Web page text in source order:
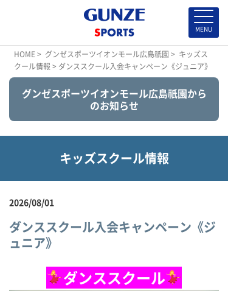
HOME> グンゼスポーツイオンモール広島祇園 > キッズス
クール情報 > ダンススクール入会キャンペーン《ジュニア》
グンゼスポーツイオンモール広島祇園から
のお知らせ
キッズスクール情報
2026/08/01
ダンススクール入会キャンペーン《ジ
ュニア》
ダンススクール